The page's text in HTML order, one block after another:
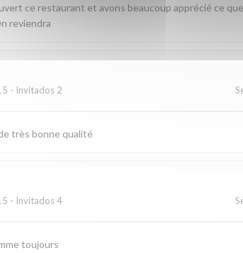
ce restaurant et avons beaucoup apprécié ce
reviendra
- Invitados 2
très bonne qualité
- Invitados 4
toujours